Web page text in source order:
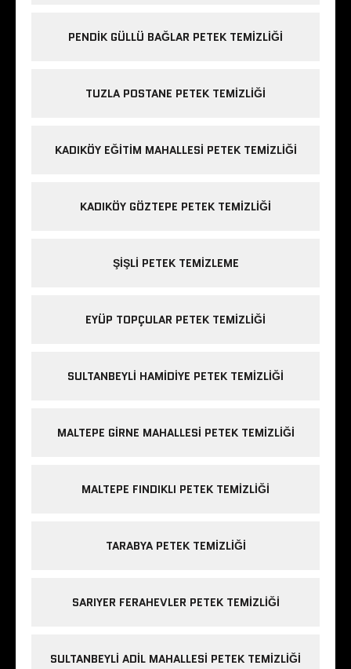
PENDIK GÜLLÜ BAĞLAR PETEK TEMIZLIĞI
TUZLA POSTANE PETEK TEMIZLIĞI
KADIKÖY EĞITIM MAHALLESI PETEK TEMIZLIĞI
KADIKÖY GÖZTEPE PETEK TEMIZLIĞI
ŞIŞLI PETEK TEMIZLEME
EYÜP TOPÇULAR PETEK TEMIZLIĞI
SULTANBEYLI HAMIDIYE PETEK TEMIZLIĞI
MALTEPE GIRNE MAHALLESI PETEK TEMIZLIĞI
MALTEPE FINDIKLI PETEK TEMIZLIĞI
TARABYA PETEK TEMIZLIĞI
SARIYER FERAHEVLER PETEK TEMIZLIĞI
SULTANBEYLI ADIL MAHALLESI PETEK TEMIZLIĞI